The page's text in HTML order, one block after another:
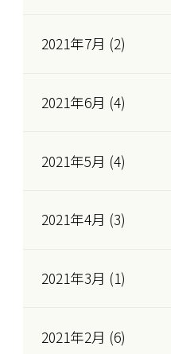
2021年7月 (2)
2021年6月 (4)
2021年5月 (4)
2021年4月 (3)
2021年3月 (1)
2021年2月 (6)